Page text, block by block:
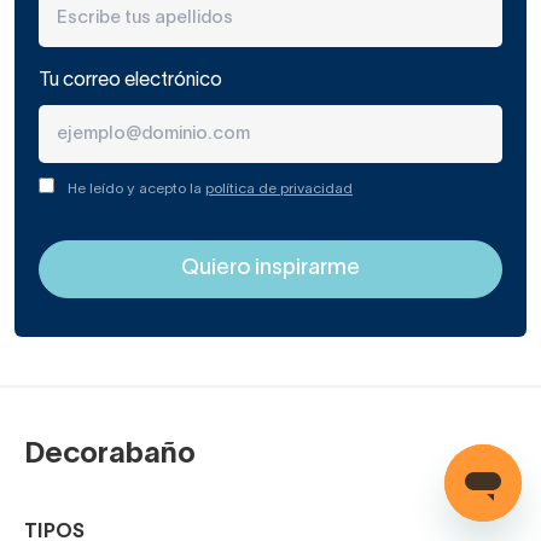
donde vaya a colocarse.
Por ejemplo, un espejo redondo en una pared de un baño
espacioso quedará mejor en formato doble que simple,
acompañando dos lavabos o un lavabo de doble poza.
decenas de modelos con o sin marco. Si el cristal va
enmarcado, el marco podrá ser de diversos materiales y
Tu correo electrónico
He leído y acepto la política de privacidad
Decorabaño
TIPOS